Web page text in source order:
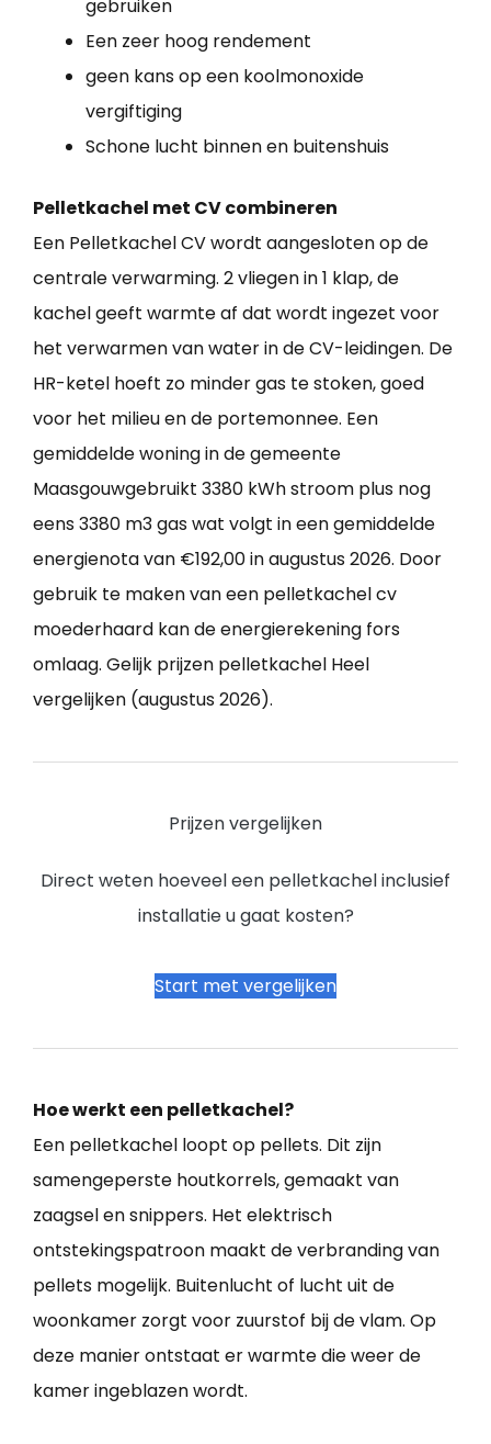
gebruiken
Een zeer hoog rendement
geen kans op een koolmonoxide
vergiftiging
Schone lucht binnen en buitenshuis
Pelletkachel met CV combineren
Een Pelletkachel CV wordt aangesloten op de
centrale verwarming. 2 vliegen in 1 klap, de
kachel geeft warmte af dat wordt ingezet voor
het verwarmen van water in de CV-leidingen. De
HR-ketel hoeft zo minder gas te stoken, goed
voor het milieu en de portemonnee. Een
gemiddelde woning in de gemeente
Maasgouwgebruikt 3380 kWh stroom plus nog
eens 3380 m3 gas wat volgt in een gemiddelde
energienota van €192,00 in augustus 2026. Door
gebruik te maken van een pelletkachel cv
moederhaard kan de energierekening fors
omlaag. Gelijk prijzen pelletkachel Heel
vergelijken (augustus 2026).
Prijzen vergelijken
Direct weten hoeveel een pelletkachel inclusief
installatie u gaat kosten?
Start met vergelijken
Hoe werkt een pelletkachel?
Een pelletkachel loopt op pellets. Dit zijn
samengeperste houtkorrels, gemaakt van
zaagsel en snippers. Het elektrisch
ontstekingspatroon maakt de verbranding van
pellets mogelijk. Buitenlucht of lucht uit de
woonkamer zorgt voor zuurstof bij de vlam. Op
deze manier ontstaat er warmte die weer de
kamer ingeblazen wordt.